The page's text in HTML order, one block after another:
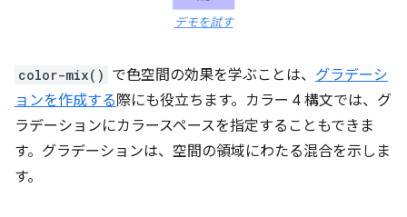
デモを試す
color-mix() で色空間の効果を学ぶことは、 グラデーシ
ョンを作成する 際にも役立ちます。カラー 4 構文では、グ
ラデーションにカラースペースを指定することもできま
す。グラデーションは、空間の領域にわたる混合を示しま
す。